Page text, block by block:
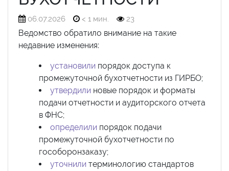
06.07.2026 < 1 мин. 23
Ведомство обратило внимание на такие
недавние изменения:
установили порядок доступа к
промежуточной бухотчетности из ГИРБО;
утвердили новые порядок и форматы
подачи отчетности и аудиторского отчета
в ФНС;
определили порядок подачи
промежуточной бухотчетности по
гособоронзаказу;
уточнили терминологию стандартов